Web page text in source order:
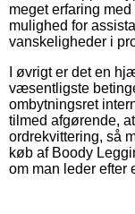
meget erfaring
mulighed for
vanskeligheder i
I øvrigt er det en
væsentligste
ombytningsret
tilmed afgørende,
ordrekvittering, så
køb af Boody
om man leder efter